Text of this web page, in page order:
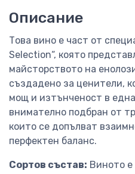
Описание
Това вино е част от
Selection“, която
майсторството на
създадено за ценители,
мощ и изтънченост в
внимателно подбран от
които се допълват
перфектен баланс.
Сортов състав: Виното